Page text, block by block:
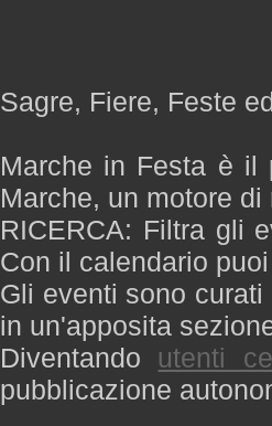
Sagre, Fiere, Feste
Marche in Festa è il
Marche, un motore
RICERCA: Filtra gli
Con il calendario
Gli eventi sono
in un'apposita
Diventando utenti
pubblicazione